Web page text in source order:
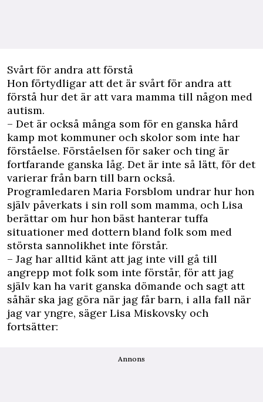
Svårt för andra att förstå
Hon förtydligar att det är svårt för andra att
förstå hur det är att vara mamma till någon med
autism.
– Det är också många som för en ganska hård
kamp mot kommuner och skolor som inte har
förståelse. Förståelsen för saker och ting är
fortfarande ganska låg. Det är inte så lätt, för det
varierar från barn till barn också.
Programledaren Maria Forsblom undrar hur hon
själv påverkats i sin roll som mamma, och Lisa
berättar om hur hon bäst hanterar tuffa
situationer med dottern bland folk som med
största sannolikhet inte förstår.
– Jag har alltid känt att jag inte vill gå till
angrepp mot folk som inte förstår, för att jag
själv kan ha varit ganska dömande och sagt att
såhär ska jag göra när jag får barn, i alla fall när
jag var yngre, säger Lisa Miskovsky och
fortsätter:
Annons